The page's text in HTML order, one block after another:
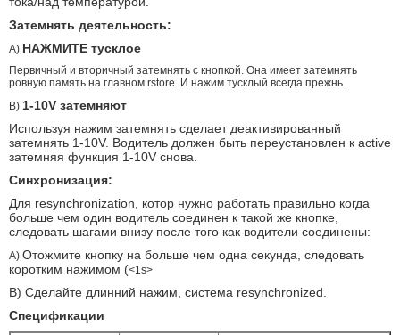
Затемнять деятельность:
A) НАЖМИТЕ тусклое
Первичный и вторичный затемнять с кнопкой. Она имеет затемнять
ровную память на главном rstore. И нажим тусклый всегда прежнь.
B) 1-10V затемняют
Используя нажим затемнять сделает деактивированный
затемнять 1-10V. Водитель должен быть переустановлен к active
затемняя функция 1-10V снова.
Синхронизация:
Для resynchronization, котор нужно работать правильно когда
больше чем один водитель соединен к такой же кнопке,
следовать шагами внизу после того как водители соединены:
A) Отожмите кнопку на больше чем одна секунда, следовать
коротким нажимом (<1s>
B) Сделайте длинний нажим, система resynchronized.
Спецификации